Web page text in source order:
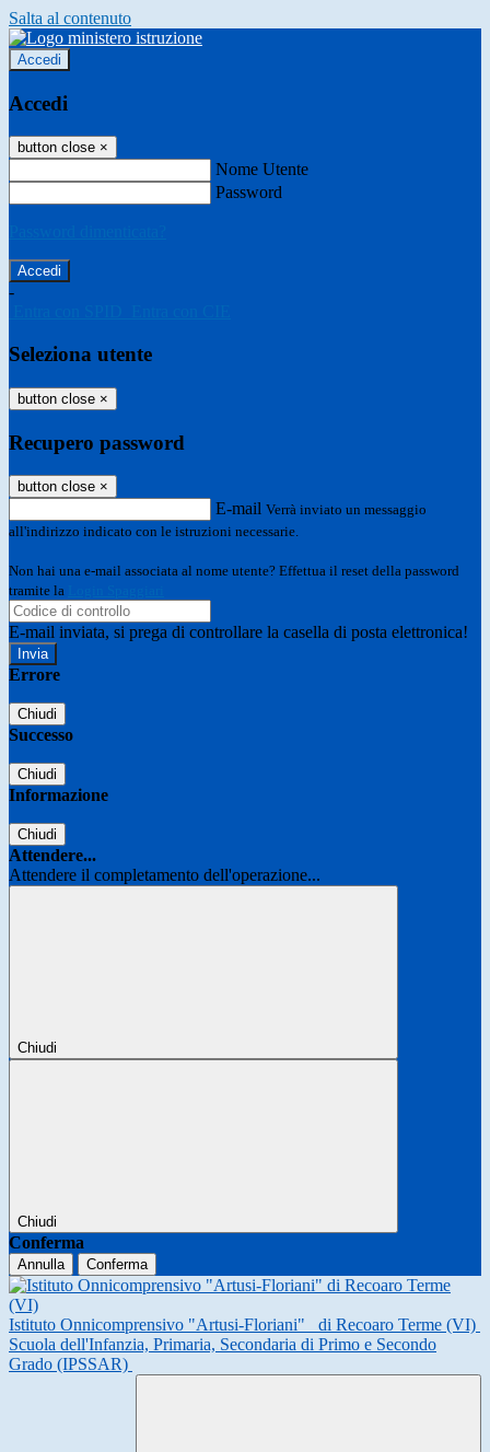
Salta al contenuto
Accedi
Accedi
button close ×
Nome Utente
Password
-
Seleziona utente
button close ×
Recupero password
button close ×
E-mail Verrà inviato un messaggio
all'indirizzo indicato con le istruzioni necessarie.
Non hai una e-mail associata al nome utente? Effettua il reset della password
tramite la
E-mail inviata, si prega di controllare la casella di posta elettronica!
Errore
Chiudi
Successo
Chiudi
Informazione
Chiudi
Attendere...
Attendere il completamento dell'operazione...
Chiudi
Chiudi
Conferma
Annulla Conferma
Istituto Onnicomprensivo "Artusi-Floriani"
di Recoaro Terme (VI)
Scuola dell'Infanzia, Primaria, Secondaria di Primo e Secondo
Grado (IPSSAR)